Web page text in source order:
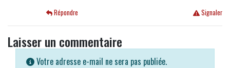
Signaler
Répondre
Laisser un commentaire
Votre adresse e-mail ne sera pas publiée.